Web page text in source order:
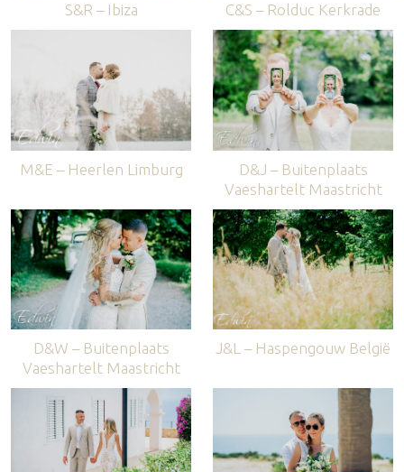
S&R – Ibiza C&S – Rolduc Kerkrade
M&E – Heerlen Limburg
D&J – Buitenplaats
Vaeshartelt Maastricht
D&W – Buitenplaats
Vaeshartelt Maastricht
J&L – Haspengouw België